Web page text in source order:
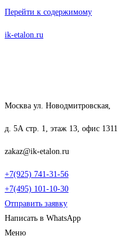
Перейти к содержимому
ik-etalon.ru
Москва ул. Новодмитровская,
д. 5А стр. 1, этаж 13, офис 1311
zakaz@ik-etalon.ru
+7(925) 741-31-56
+7(495) 101-10-30
Отправить заявку
Написать в WhatsApp
Меню